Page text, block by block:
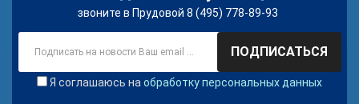
звоните в Прудовой 8 (495) 778-89-93
ПОДПИСАТЬСЯ
Я соглашаюсь на обработку персональных данных